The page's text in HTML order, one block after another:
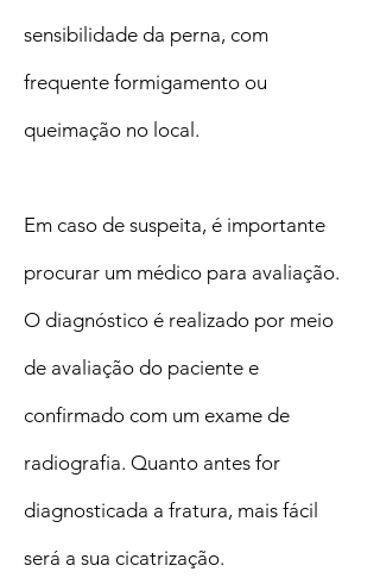
sensibilidade da perna, com
frequente formigamento ou
queimação no local.
Em caso de suspeita, é importante
procurar um médico para avaliação.
O diagnóstico é realizado por meio
de avaliação do paciente e
confirmado com um exame de
radiografia. Quanto antes for
diagnosticada a fratura, mais fácil
será a sua cicatrização.